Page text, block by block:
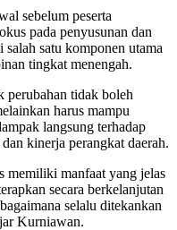
sebelum peserta
pada penyusunan dan
salah satu komponen utama
tingkat menengah.
perubahan tidak boleh
harus mampu
langsung terhadap
kinerja perangkat daerah.
memiliki manfaat yang jelas
secara berkelanjutan
selalu ditekankan
Kurniawan.